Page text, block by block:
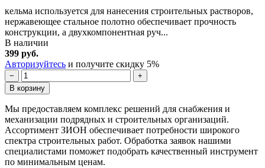
кельма используется для нанесения строительных растворов,
нержавеющее стальное полотно обеспечивает прочность
конструкции, а двухкомпонентная руч...
В наличии
399 руб.
Авторизуйтесь и получите скидку 5%
−
+
В корзину
Мы предоставляем комплекс решений для снабжения и
механизации подрядных и строительных организаций.
Ассортимент ЗИОН обеспечивает потребности широкого
спектра строительных работ. Обработка заявок нашими
специалистами поможет подобрать качественный инструмент
по минимальным ценам.